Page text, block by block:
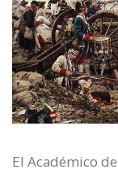
El Académico